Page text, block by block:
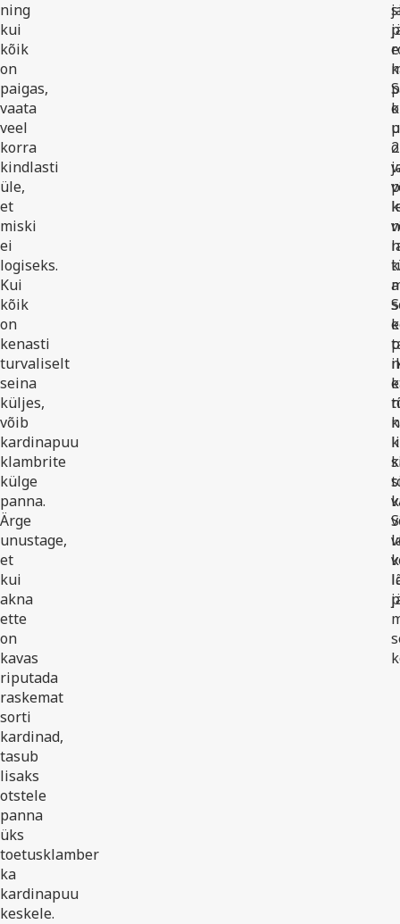
ning
kui
kõik
on
paigas,
vaata
veel
korra
kindlasti
üle,
et
miski
ei
logiseks.
Kui
kõik
on
kenasti
turvaliselt
seina
küljes,
võib
kardinapuu
klambrite
külge
panna.
Ärge
unustage,
et
kui
akna
ette
on
kavas
riputada
raskemat
sorti
kardinad,
tasub
lisaks
otstele
panna
üks
toetusklamber
ka
kardinapuu
keskele.
2